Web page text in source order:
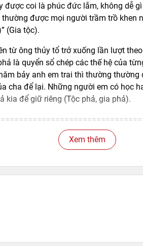
được coi là phúc đức lắm, không dễ
được mọi người trầm trồ khen
(Gia tộc).
từ ông thủy tổ trở xuống lần lượt
là quyển sổ chép các thế hệ của
bảy anh em trai thì thường
cha để lại. Những người em có học
kia để giữ riêng (Tộc phả, gia phả).
Minh Thắng
Xem thêm